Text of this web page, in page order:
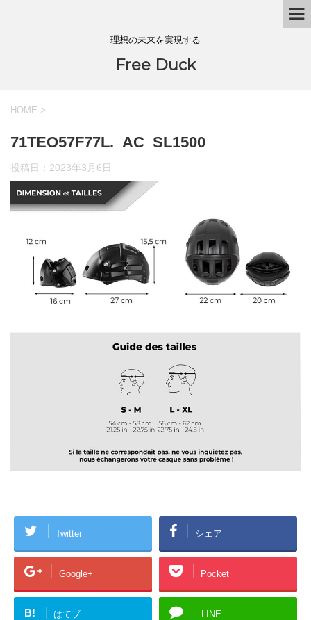
理想の未来を実現する
Free Duck
HOME >
71TEO57F77L._AC_SL1500_
投稿日： 2023年3月6日
Twitter シェア
Google+ Pocket
B! はてブ LINE